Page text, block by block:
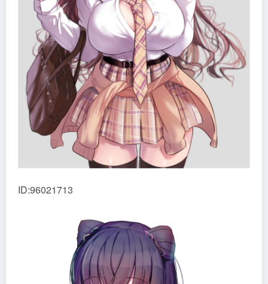
ID:96021713